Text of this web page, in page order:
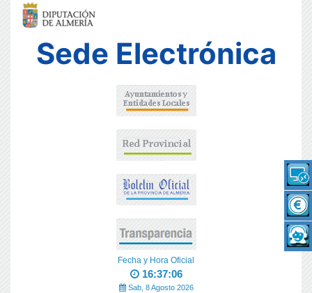
Sede Electrónica
Fecha y Hora Oficial
16:37:06
Sab, 8 Agosto 2026